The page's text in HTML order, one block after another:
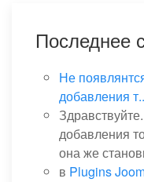
Последнее
Не
добавления
добавления
она же
в Plugins